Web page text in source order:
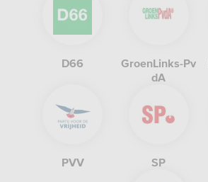
D66
GroenLinks-Pv
dA
PVV SP